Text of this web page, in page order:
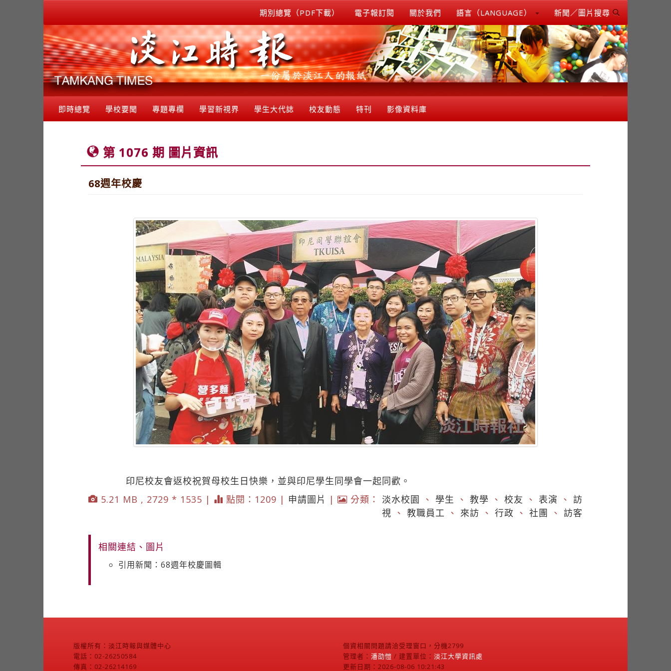
期別總覽（PDF下載） 電子報訂閱 關於我們 語言（LANGUAGE） 新聞／圖片搜尋
即時總覽 學校要聞 專題專欄 學習新視界 學生大代誌 校友動態 特刊 影像資料庫
第 1076 期 圖片資訊
68週年校慶
印尼校友會返校祝賀母校生日快樂，並與印尼學生同學會一起同歡。
5.21 MB , 2729 * 1535 |
點閱：1209 | 申請圖片 | 分類： 淡水校園 、 學生 、 教學 、 校友 、 表演 、 訪
視 、 教職員工 、 來訪 、 行政 、 社團 、 訪客
相關連結、圖片
引用新聞：68週年校慶圖輯
版權所有：淡江時報與媒體中心
電話：02-26250584
傳真：02-26214169
個資相關問題請洽受理窗口，分機2799
管理者： 潘劭愷 / 建置單位： 淡江大學資訊處
更新日期：2026-08-06 10:21:43